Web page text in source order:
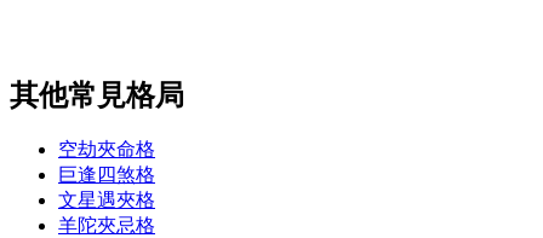
其他常見格局
空劫夾命格
巨逢四煞格
文星遇夾格
羊陀夾忌格